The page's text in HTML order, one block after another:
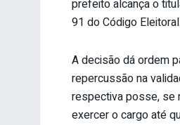
prefeito alcança o
91 do Código Eleitoral.
A decisão dá ordem
repercussão na
respectiva posse, se
exercer o cargo até